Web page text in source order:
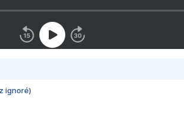
ignoré)